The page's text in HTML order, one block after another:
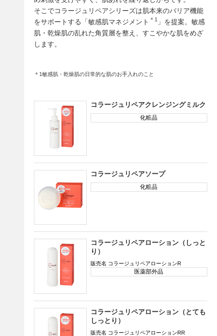
そこでコラージュリペアシリーズは肌本来のバリア機能
をサポートする「敏感肌マネジメント ＊1
」を提案。敏感
肌・乾燥肌の乱れた角質層を整え、すこやかな肌をめざ
します。
＊1敏感肌・乾燥肌の日常的な肌のお手入れのこと
コラージュリペアクレンジングミルク
化粧品
コラージュリペアソープ
化粧品
コラージュリペアローション（しっと
り）
販売名 コラージュリペアローションR
医薬部外品
コラージュリペアローション（とても
しっとり）
販売名 コラージュリペアローションRR